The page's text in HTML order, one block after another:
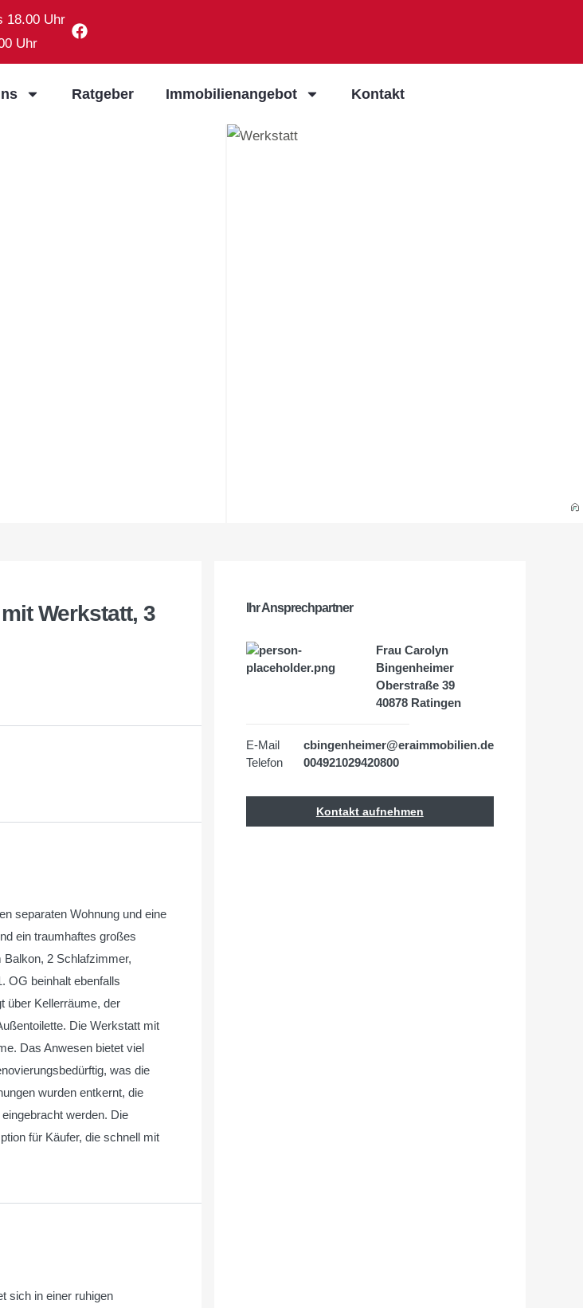
18.00 Uhr
Uhr
Ratgeber Immobilienangebot Kontakt
Werkstatt, 3
separaten Wohnung und eine
ein traumhaftes großes
2 Schlafzimmer,
OG beinhalt ebenfalls
über Kellerräume, der
Die Werkstatt mit
Das Anwesen bietet viel
was die
wurden entkernt, die
werden. Die
für Käufer, die schnell mit
sich in einer ruhigen
Ihr Ansprechpartner
Frau Carolyn
Bingenheimer
Oberstraße 39
40878 Ratingen
E-Mail
cbingenheimer@eraimmobilien.de
Telefon
004921029420800
Kontakt aufnehmen